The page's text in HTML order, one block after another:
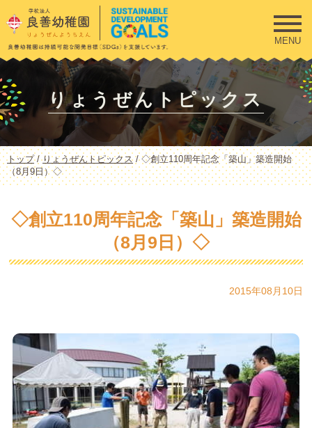
このページの本文へ
MENU
りょうぜんトピックス
現
在
の
置：
トップ/りょうぜんトピックス /◇創立110周年記念「築山」築造開始
（8月9日）◇
◇創立110周年記念「築山」築造開始
（8月9日）◇
2015年08月10日